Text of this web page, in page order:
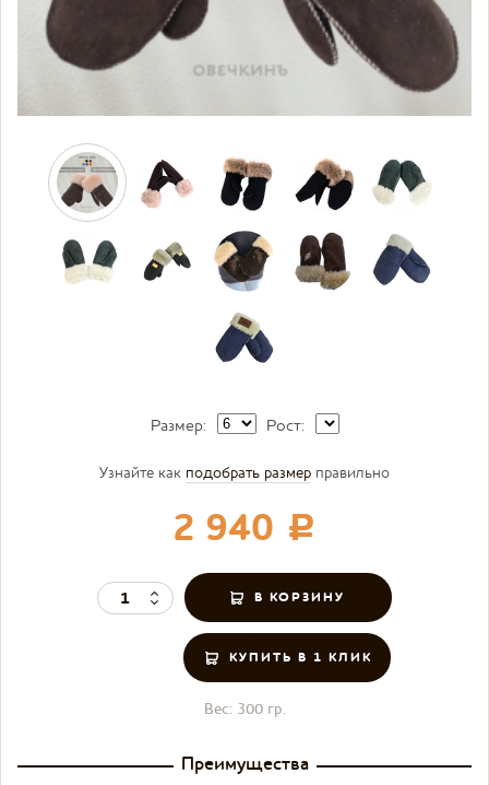
Узнайте как подобрать размер правильно
2 940 c
Размер: Рост:
КУПИТЬ В 1 КЛИК
Вес: 300 гр.
Преимущества